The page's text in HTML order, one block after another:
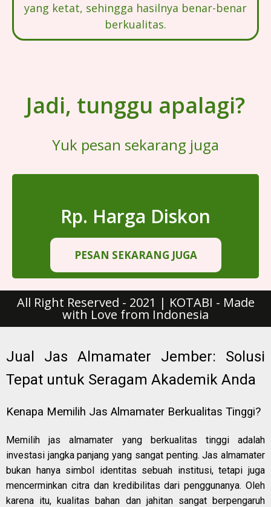
yang ketat, sehingga hasilnya benar-benar
berkualitas.
Jadi, tunggu apalagi?
Yuk pesan sekarang juga
Rp. Harga Diskon
PESAN SEKARANG JUGA
All Right Reserved - 2021 | KOTABI - Made
with Love from Indonesia
Jual Jas Almamater Jember: Solusi
Tepat untuk Seragam Akademik Anda
Kenapa Memilih Jas Almamater Berkualitas Tinggi?
Memilih jas almamater yang berkualitas tinggi adalah
investasi jangka panjang yang sangat penting. Jas almamater
bukan hanya simbol identitas sebuah institusi, tetapi juga
mencerminkan citra dan kredibilitas dari penggunanya. Oleh
karena itu, kualitas bahan dan jahitan sangat berpengaruh